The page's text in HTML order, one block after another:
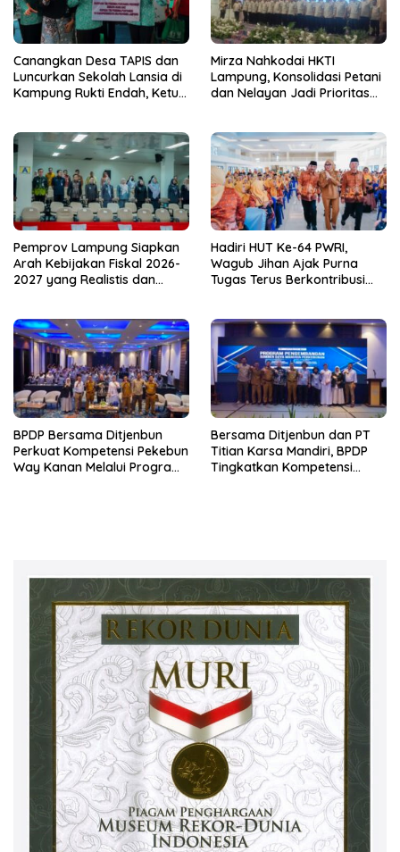
Canangkan Desa TAPIS dan
Luncurkan Sekolah Lansia di
Kampung Rukti Endah, Ketua
dari Desa
Mirza Nahkodai HKTI
Lampung, Konsolidasi Petani
dan Nelayan Jadi Prioritas
Pemprov Lampung Siapkan
Arah Kebijakan Fiskal 2026-
2027 yang Realistis dan
Hadiri HUT Ke-64 PWRI,
Wagub Jihan Ajak Purna
Tugas Terus Berkontribusi
BPDP Bersama Ditjenbun
Perkuat Kompetensi Pekebun
Way Kanan Melalui Program
Bersama Ditjenbun dan PT
Titian Karsa Mandiri, BPDP
Tingkatkan Kompetensi